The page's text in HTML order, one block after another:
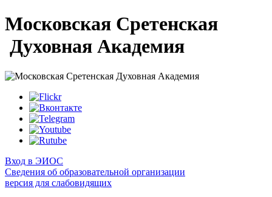
Московская Сретенская
Духовная Академия
Вход в ЭИОС
Сведения об образовательной организации
версия для слабовидящих